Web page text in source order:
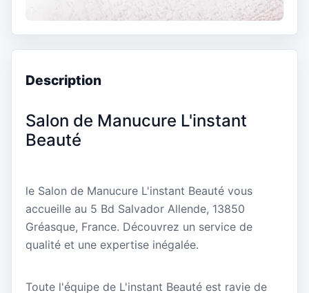
Description
Salon de Manucure L'instant
Beauté
le Salon de Manucure L'instant Beauté vous
accueille au 5 Bd Salvador Allende, 13850
Gréasque, France. Découvrez un service de
qualité et une expertise inégalée.
Toute l'équipe de L'instant Beauté est ravie de